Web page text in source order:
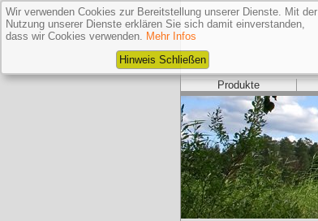
Produkte
Wir verwenden Cookies zur Bereitstellung unserer Dienste. Mit der
Nutzung unserer Dienste erklären Sie sich damit einverstanden,
dass wir Cookies verwenden. Mehr Infos
Hinweis Schließen